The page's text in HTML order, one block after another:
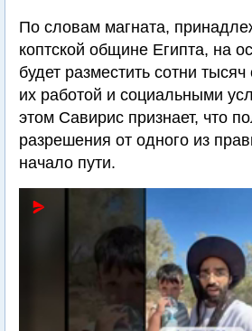
По словам магната,
коптской общине Египта, на
будет разместить сотни
их работой и социальными
этом Савирис признает, что
разрешения от одного из
начало пути.